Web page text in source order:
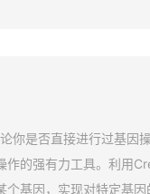
你是否直接进行过基因
作的强有力工具。利用
基因，实现对特定基